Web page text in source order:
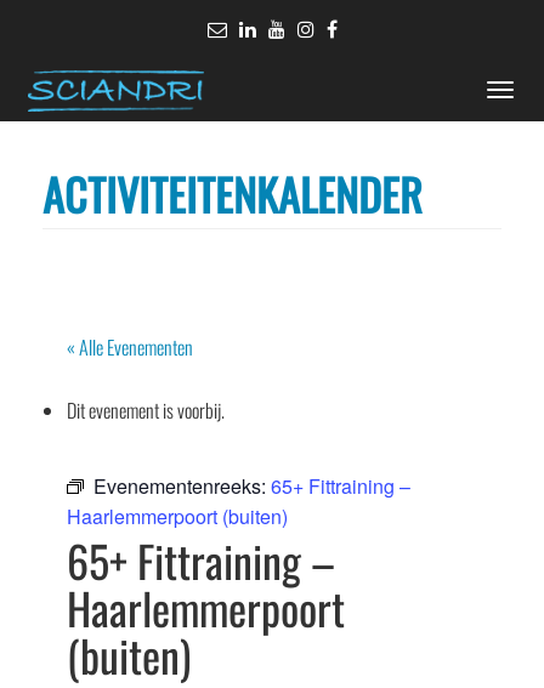
Toggle
ACTIVITEITENKALENDER
« Alle Evenementen
Dit evenement is voorbij.
Evenementenreeks: 65+ Fittraining –
Haarlemmerpoort (buiten)
65+ Fittraining –
Haarlemmerpoort
(buiten)